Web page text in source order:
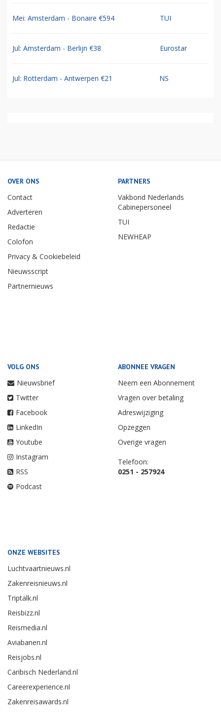
Mei: Amsterdam - Bonaire €594 TUI
Jul: Amsterdam - Berlijn €38 Eurostar
Jul: Rotterdam - Antwerpen €21 NS
OVER ONS
Contact
Adverteren
Redactie
Colofon
Privacy & Cookiebeleid
Nieuwsscript
Partnernieuws
PARTNERS
Vakbond Nederlands
Cabinepersoneel
TUI
NEWHEAP
VOLG ONS
Nieuwsbrief
Twitter
Facebook
LinkedIn
Youtube
Instagram
RSS
Podcast
ABONNEE VRAGEN
Neem een Abonnement
Vragen over betaling
Adreswijziging
Opzeggen
Overige vragen
Telefoon:
0251 - 257924
ONZE WEBSITES
Luchtvaartnieuws.nl
Zakenreisnieuws.nl
Triptalk.nl
Reisbizz.nl
Reismedia.nl
Aviabanen.nl
Reisjobs.nl
Caribisch Nederland.nl
Careerexperience.nl
Zakenreisawards.nl